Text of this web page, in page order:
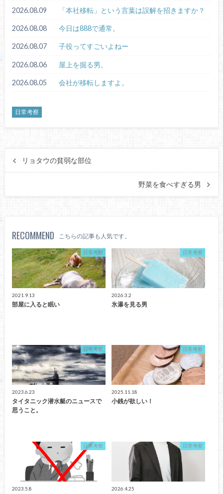
2026.08.09 「本社移転」という言葉は誤解を招きますか？
2026.08.08 今日は888で通常。
2026.08.07 子役ってすごいよねー
2026.08.06 屋上を掘る男。
2026.08.05 会社が移転しますよ。
日常考察
リョタウの貧弱な部位
野菜を食べすぎる男
RECOMMEND こちらの記事も人気です。
日常考察
2021.9.13
部屋に入ると眠い
日常考察
2026.3.2
氷瀑を見る男
日常考察
2023.6.23
タイタニック潜水艇のニュースで
思うこと。
日常考察
2025.11.18
小銭が欲しい！
日常考察
2023.5.8
日常考察
2026.4.25